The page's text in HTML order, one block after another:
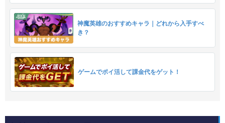
神魔英雄のおすすめキャラ｜どれから入手すべ
き？
ゲームでポイ活して課金代をゲット！